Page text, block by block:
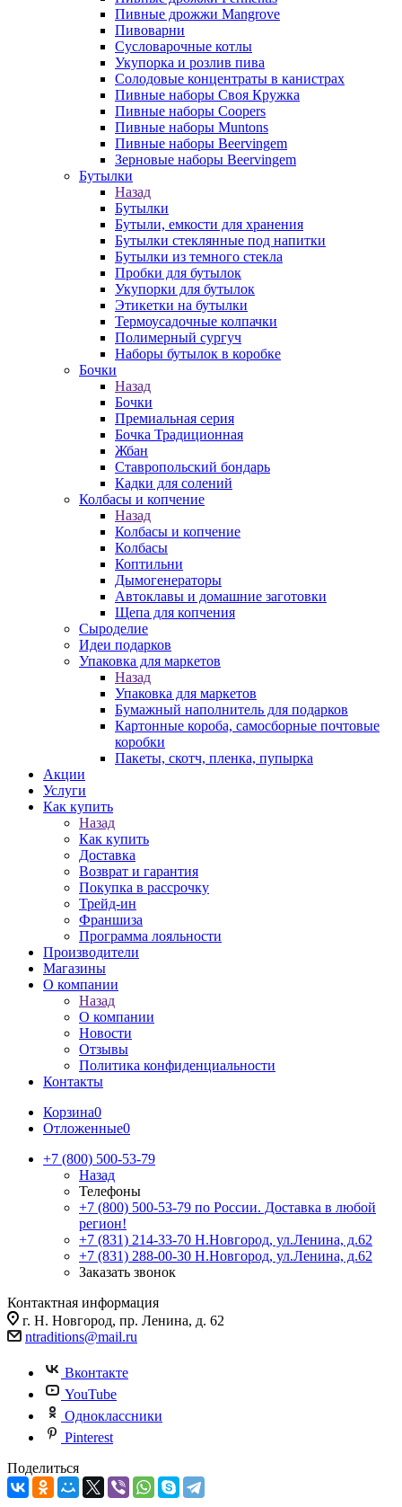
Пивные дрожжи Mangrove
Пивоварни
Сусловарочные котлы
Укупорка и розлив пива
Солодовые концентраты в канистрах
Пивные наборы Своя Кружка
Пивные наборы Coopers
Пивные наборы Muntons
Пивные наборы Beervingem
Зерновые наборы Beervingem
Бутылки
Назад
Бутылки
Бутыли, емкости для хранения
Бутылки стеклянные под напитки
Бутылки из темного стекла
Пробки для бутылок
Укупорки для бутылок
Этикетки на бутылки
Термоусадочные колпачки
Полимерный сургуч
Наборы бутылок в коробке
Бочки
Назад
Бочки
Премиальная серия
Бочка Традиционная
Жбан
Ставропольский бондарь
Кадки для солений
Колбасы и копчение
Назад
Колбасы и копчение
Колбасы
Коптильни
Дымогенераторы
Автоклавы и домашние заготовки
Щепа для копчения
Сыроделие
Идеи подарков
Упаковка для маркетов
Назад
Упаковка для маркетов
Бумажный наполнитель для подарков
Картонные короба, самосборные почтовые
коробки
Пакеты, скотч, пленка, пупырка
Акции
Услуги
Как купить
Назад
Как купить
Доставка
Возврат и гарантия
Покупка в рассрочку
Трейд-ин
Франшиза
Программа лояльности
Производители
Магазины
О компании
Назад
О компании
Новости
Отзывы
Политика конфиденциальности
Контакты
Корзина0
Отложенные0
+7 (800) 500-53-79
Назад
Телефоны
+7 (800) 500-53-79 по России. Доставка в любой
регион!
+7 (831) 214-33-70 Н.Новгород, ул.Ленина, д.62
+7 (831) 288-00-30 Н.Новгород, ул.Ленина, д.62
Заказать звонок
Контактная информация
г. Н. Новгород, пр. Ленина, д. 62
ntraditions@mail.ru
Вконтакте
YouTube
Одноклассники
Pinterest
Поделиться